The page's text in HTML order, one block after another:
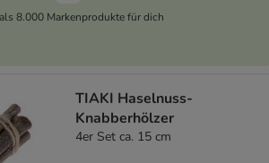
8.000 Markenprodukte für dich
TIAKI Haselnuss-
Knabberhölzer
4er Set ca. 15 cm